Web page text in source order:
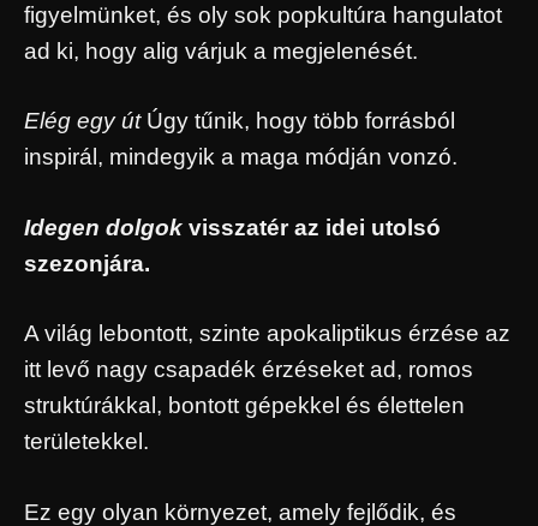
figyelmünket, és oly sok popkultúra hangulatot
ad ki, hogy alig várjuk a megjelenését.
Elég egy útÚgy tűnik, hogy több forrásból
inspirál, mindegyik a maga módján vonzó.
Idegen dolgok visszatér az idei utolsó
szezonjára.
A világ lebontott, szinte apokaliptikus érzése az
itt levő nagy csapadék érzéseket ad, romos
struktúrákkal, bontott gépekkel és élettelen
területekkel.
Ez egy olyan környezet, amely fejlődik, és